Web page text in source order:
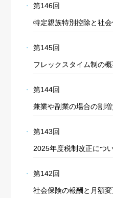
第146回
特定親族特別控除と社
第145回
フレックスタイム制の
第144回
兼業や副業の場合の割
第143回
2025年度税制改正につ
第142回
社会保険の報酬と月額変